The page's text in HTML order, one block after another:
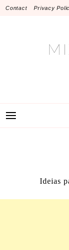
SkipContact Privacy
Ideias